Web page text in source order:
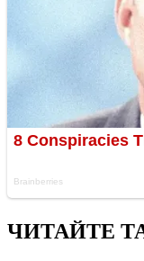
ЧИТАЙТЕ